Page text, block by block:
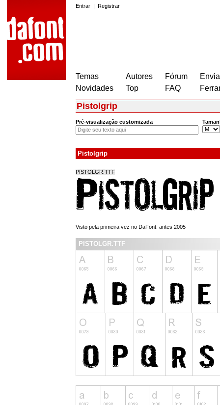
Entrar | Registrar
Temas
Novidades
Autores
Top
Fórum
FAQ
Pistolgrip
Pré-visualização customizada
Pistolgrip
PISTOLGR.TTF
Visto pela primeira vez no DaFont: antes 2005
PISTOLGR.TTF